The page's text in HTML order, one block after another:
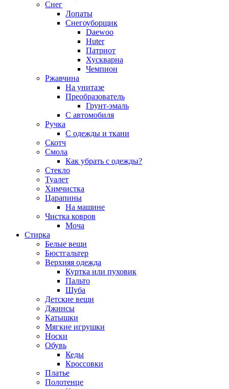
Снег
Лопаты
Снегоуборщик
Daewoo
Huter
Патриот
Хускварна
Чемпион
Ржавчина
На унитазе
Преобразователь
Грунт-эмаль
С автомобиля
Ручка
С одежды и ткани
Скотч
Смола
Как убрать с одежды?
Стекло
Туалет
Химчистка
Царапины
На машине
Чистка ковров
Моча
Стирка
Белые вещи
Бюстгальтер
Верхняя одежда
Куртка или пуховик
Пальто
Шуба
Детские вещи
Джинсы
Катышки
Мягкие игрушки
Носки
Обувь
Кеды
Кроссовки
Платье
Полотенце